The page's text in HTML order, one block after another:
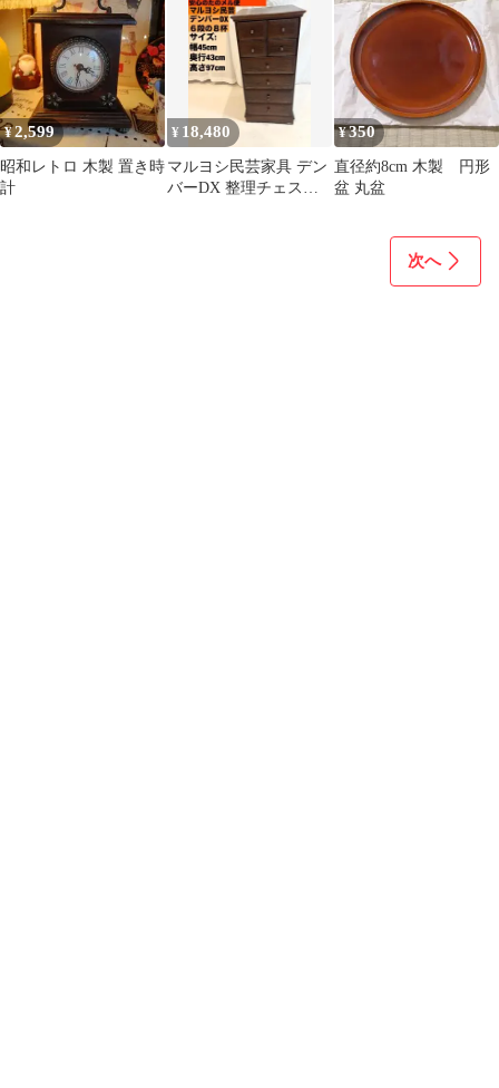
お菓子入れ 小物入れ
¥ 2,599
昭和レトロ 木製 置き時
計
¥ 18,480
マルヨシ民芸家具 デン
バーDX 整理チェスト
¥350
直径約8cm 木製 円形
盆 丸盆
次へ